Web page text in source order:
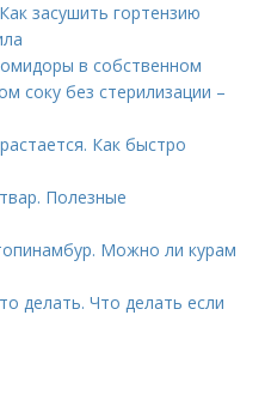
засушить гортензию
в собственном
соку без стерилизации –
Как быстро
Полезные
Можно ли курам
делать. Что делать если